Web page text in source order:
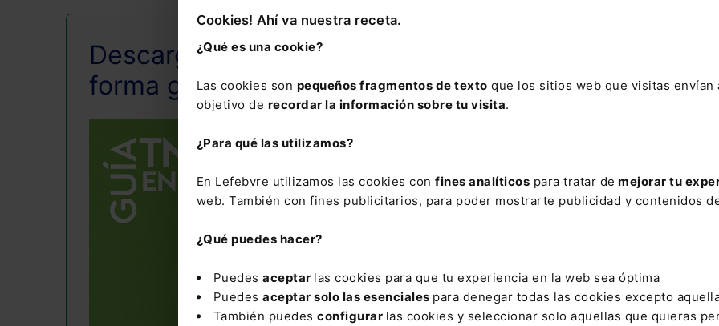
Cookies! Ahí va nuestra receta.
¿Qué es una cookie?
Las cookies son pequeños fragmentos de texto que los sitios web que visitas envían
objetivo de recordar la información sobre tu visita.
¿Para qué las utilizamos?
En Lefebvre utilizamos las cookies con fines analíticos para tratar de mejorar tu
web. También con fines publicitarios, para poder mostrarte publicidad y contenidos
¿Qué puedes hacer?
Puedes aceptar las cookies para que tu experiencia en la web sea óptima
Puedes aceptar solo las esenciales para denegar todas las cookies excepto
También puedes configurar las cookies y seleccionar solo aquellas que quieras
Descarga esta guía de
forma gratuita
SIMILAR?
SÍ
EMAIL